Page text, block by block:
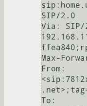
SIP/2.0
Via: SIP/
Max-
From:
To: